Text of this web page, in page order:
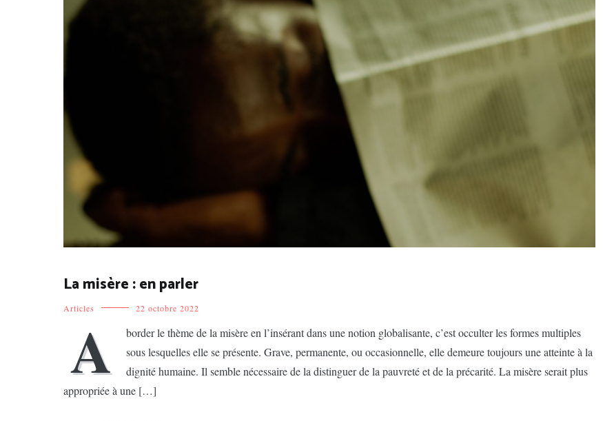
La misère : en parler
Articles 22 octobre 2022
A
border le thème de la misère en l’insérant dans une notion globalisante, c’est occulter les formes multiples
sous lesquelles elle se présente. Grave, permanente, ou occasionnelle, elle demeure toujours une atteinte à la
dignité humaine. Il semble nécessaire de la distinguer de la pauvreté et de la précarité. La misère serait plus
appropriée à une […]